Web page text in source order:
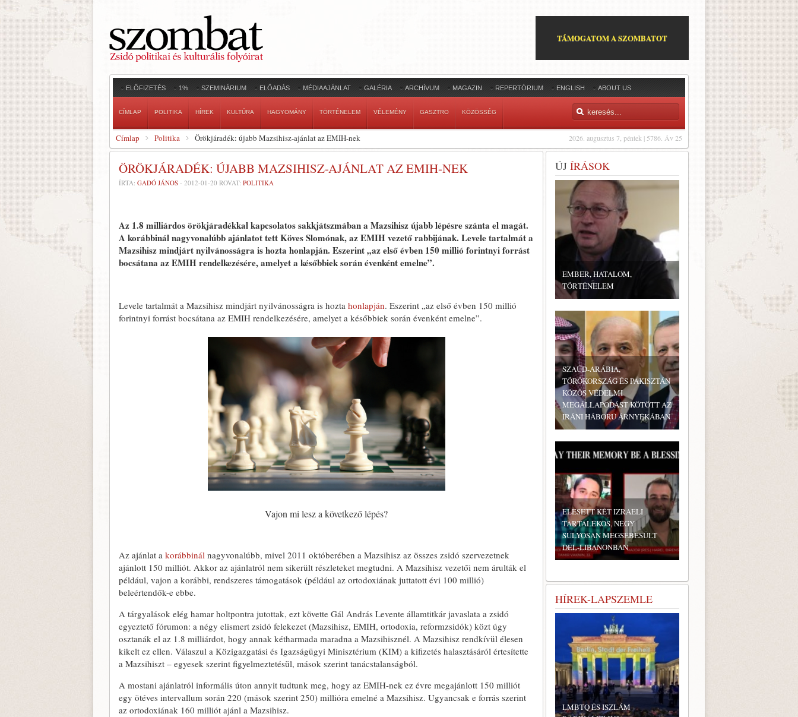
TÁMOGATOM A SZOMBATOT
ELŐFIZETÉS 1% SZEMINÁRIUM ELŐADÁS MÉDIAAJÁNLAT GALÉRIA ARCHÍVUM MAGAZIN REPERTÓRIUM ENGLISH ABOUT US
CÍMLAP POLITIKA HÍREK KULTÚRA HAGYOMÁNY TÖRTÉNELEM VÉLEMÉNY GASZTRO KÖZÖSSÉG
2026. augusztus 7, péntek | 5786. Áv 25
Címlap Politika Örökjáradék: újabb Mazsihisz-ajánlat az EMIH-nek
ÖRÖKJÁRADÉK: ÚJABB MAZSIHISZ-AJÁNLAT AZ EMIH-NEK
ÍRTA: GADÓ JÁNOS - 2012-01-20 ROVAT: POLITIKA
Az 1.8 milliárdos örökjáradékkal kapcsolatos sakkjátszmában a Mazsihisz újabb lépésre szánta el magát.
A korábbinál nagyvonalúbb ajánlatot tett Köves Slomónak, az EMIH vezető rabbijának. Levele tartalmát a
Mazsihisz mindjárt nyilvánosságra is hozta honlapján. Eszerint „az első évben 150 millió forintnyi forrást
bocsátana az EMIH rendelkezésére, amelyet a későbbiek során évenként emelne”.
Levele tartalmát a Mazsihisz mindjárt nyilvánosságra is hozta honlapján. Eszerint „az első évben 150 millió
forintnyi forrást bocsátana az EMIH rendelkezésére, amelyet a későbbiek során évenként emelne”.
Vajon mi lesz a következő lépés?
Az ajánlat a korábbinál nagyvonalúbb, mivel 2011 októberében a Mazsihisz az összes zsidó szervezetnek
ajánlott 150 milliót. Akkor az ajánlatról nem sikerült részleteket megtudni. A Mazsihisz vezetői nem árulták el
például, vajon a korábbi, rendszeres támogatások (például az ortodoxiának juttatott évi 100 millió)
beleértendők-e ebbe.
A tárgyalások elég hamar holtpontra jutottak, ezt követte Gál András Levente államtitkár javaslata a zsidó
egyeztető fórumon: a négy elismert zsidó felekezet (Mazsihisz, EMIH, ortodoxia, reformzsidók) közt úgy
osztanák el az 1.8 milliárdot, hogy annak kétharmada maradna a Mazsihisznél. A Mazsihisz rendkívül élesen
kikelt ez ellen. Válaszul a Közigazgatási és Igazságügyi Minisztérium (KIM) a kifizetés halasztásáról értesítette
a Mazsihiszt – egyesek szerint figyelmeztetésül, mások szerint tanácstalanságból.
A mostani ajánlatról informális úton annyit tudtunk meg, hogy az EMIH-nek ez évre megajánlott 150 milliót
egy ötéves intervallum során 220 (mások szerint 250) millióra emelné a Mazsihisz. Ugyancsak e forrás szerint
az ortodoxiának 160 milliót ajánl a Mazsihisz.
ÚJ ÍRÁSOK
EMBER, HATALOM,
TÖRTÉNELEM
SZAÚD-ARÁBIA,
TÖRÖKORSZÁG ÉS PAKISZTÁN
KÖZÖS VÉDELMI
MEGÁLLAPODÁST KÖTÖTT AZ
IRÁNI HÁBORÚ ÁRNYÉKÁBAN
ELESETT KÉT IZRAELI
TARTALÉKOS, NÉGY
SÚLYOSAN MEGSEBESÜLT
DÉL-LIBANONBAN
HÍREK-LAPSZEMLE
LMBTQ ÉS ISZLÁM